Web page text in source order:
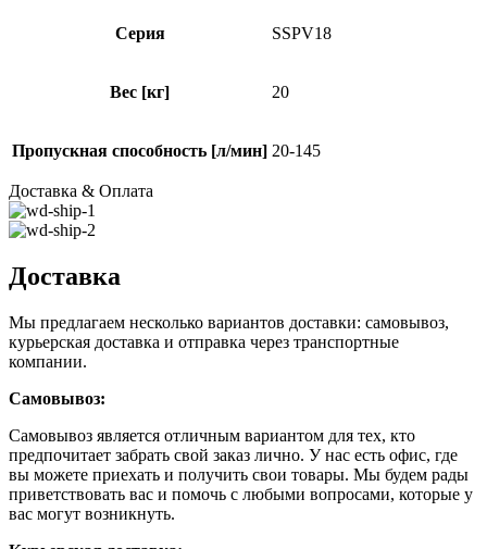
Серия SSPV18
Вес [кг] 20
Пропускная способность [л/мин] 20-145
Доставка & Оплата
Доставка
Мы предлагаем несколько вариантов доставки: самовывоз,
курьерская доставка и отправка через транспортные
компании.
Самовывоз:
Самовывоз является отличным вариантом для тех, кто
предпочитает забрать свой заказ лично. У нас есть офис, где
вы можете приехать и получить свои товары. Мы будем рады
приветствовать вас и помочь с любыми вопросами, которые у
вас могут возникнуть.